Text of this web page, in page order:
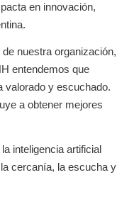
en innovación,
nuestra organización,
entendemos que
valorado y escuchado.
a obtener mejores
inteligencia artificial
cercanía, la escucha y